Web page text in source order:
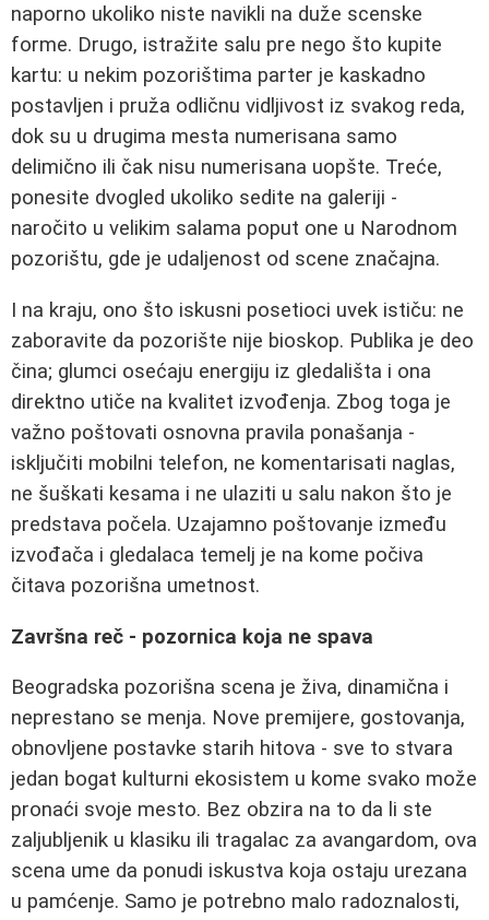
naporno ukoliko niste navikli na duže scenske
forme. Drugo, istražite salu pre nego što kupite
kartu: u nekim pozorištima parter je kaskadno
postavljen i pruža odličnu vidljivost iz svakog reda,
dok su u drugima mesta numerisana samo
delimično ili čak nisu numerisana uopšte. Treće,
ponesite dvogled ukoliko sedite na galeriji -
naročito u velikim salama poput one u Narodnom
pozorištu, gde je udaljenost od scene značajna.
I na kraju, ono što iskusni posetioci uvek ističu: ne
zaboravite da pozorište nije bioskop. Publika je deo
čina; glumci osećaju energiju iz gledališta i ona
direktno utiče na kvalitet izvođenja. Zbog toga je
važno poštovati osnovna pravila ponašanja -
isključiti mobilni telefon, ne komentarisati naglas,
ne šuškati kesama i ne ulaziti u salu nakon što je
predstava počela. Uzajamno poštovanje između
izvođača i gledalaca temelj je na kome počiva
čitava pozorišna umetnost.
Završna reč - pozornica koja ne spava
Beogradska pozorišna scena je živa, dinamična i
neprestano se menja. Nove premijere, gostovanja,
obnovljene postavke starih hitova - sve to stvara
jedan bogat kulturni ekosistem u kome svako može
pronaći svoje mesto. Bez obzira na to da li ste
zaljubljenik u klasiku ili tragalac za avangardom, ova
scena ume da ponudi iskustva koja ostaju urezana
u pamćenje. Samo je potrebno malo radoznalosti,